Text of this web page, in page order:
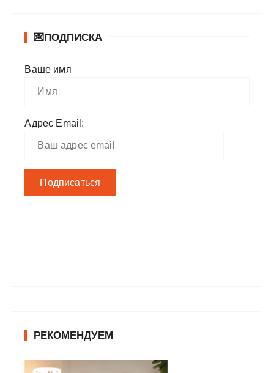
💌ПОДПИСКА
Ваше имя
Адрес Email:
РЕКОМЕНДУЕМ